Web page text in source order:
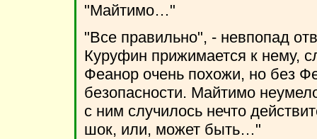
"Майтимо…"
"Все правильно", - невпопад
Куруфин прижимается к нему,
Феанор очень похожи, но без
безопасности. Майтимо
с ним случилось нечто
шок, или, может быть…"